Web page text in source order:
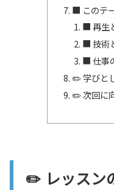
■ このテ
■ 再生
■ 技術
■ 仕事
✏️ 学びと
✏️ 次回に
✏️ レッスン